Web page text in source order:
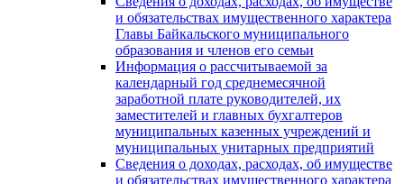
и обязательствах имущественного характера
Главы Байкальского муниципального
образования и членов его семьи
Информация о рассчитываемой за
календарный год среднемесячной
заработной плате руководителей, их
заместителей и главных бухгалтеров
муниципальных казенных учреждений и
муниципальных унитарных предприятий
Сведения о доходах, расходах, об имуществе
и обязательствах имущественного характера